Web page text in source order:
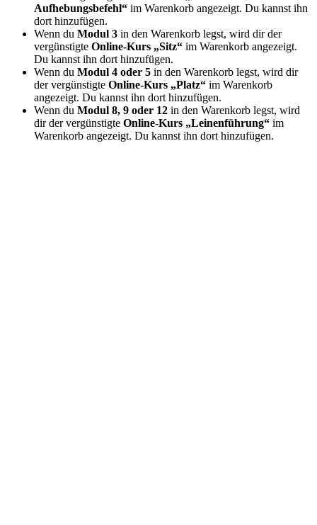
Aufhebungsbefehl“ im Warenkorb angezeigt. Du kannst ihn
dort hinzufügen.
Wenn du Modul 3 in den Warenkorb legst, wird dir der
vergünstigte Online-Kurs „Sitz“ im Warenkorb angezeigt.
Du kannst ihn dort hinzufügen.
Wenn du Modul 4 oder 5 in den Warenkorb legst, wird dir
der vergünstigte Online-Kurs „Platz“ im Warenkorb
angezeigt. Du kannst ihn dort hinzufügen.
Wenn du Modul 8, 9 oder 12 in den Warenkorb legst, wird
dir der vergünstigte Online-Kurs „Leinenführung“ im
Warenkorb angezeigt. Du kannst ihn dort hinzufügen.